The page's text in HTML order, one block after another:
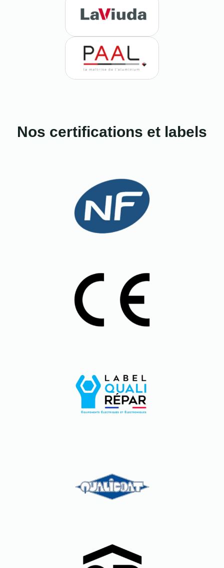
Nos certifications et labels